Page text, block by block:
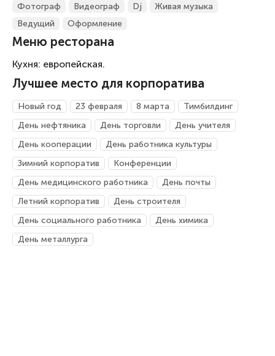
Фотограф Видеограф Dj
Живая музыка
Ведущий
Оформление
Меню ресторана
Кухня: европейская.
Лучшее место для корпоратива
Новый год 23 февраля 8 марта
Тимбилдинг
День нефтяника
День торговли
День учителя
День кооперации
День работника культуры
Зимний корпоратив
Конференции
День медицинского работника
День почты
Летний корпоратив
День строителя
День социального работника
День химика
День металлурга